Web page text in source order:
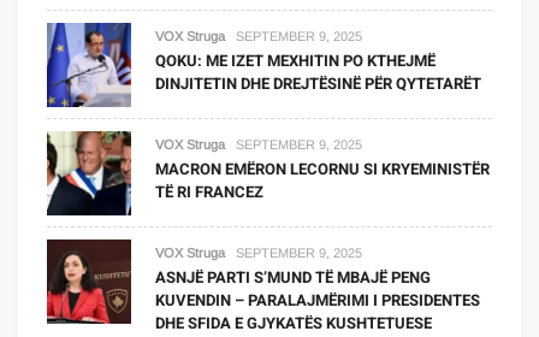
VOX Struga SEPTEMBER 9, 2025
QOKU: ME IZET MEXHITIN PO KTHEJMË
DINJITETIN DHE DREJTËSINË PËR QYTETARËT
VOX Struga SEPTEMBER 9, 2025
MACRON EMËRON LECORNU SI KRYEMINISTËR
TË RI FRANCEZ
VOX Struga SEPTEMBER 9, 2025
ASNJË PARTI S’MUND TË MBAJË PENG
KUVENDIN – PARALAJMËRIMI I PRESIDENTES
DHE SFIDA E GJYKATËS KUSHTETUESE